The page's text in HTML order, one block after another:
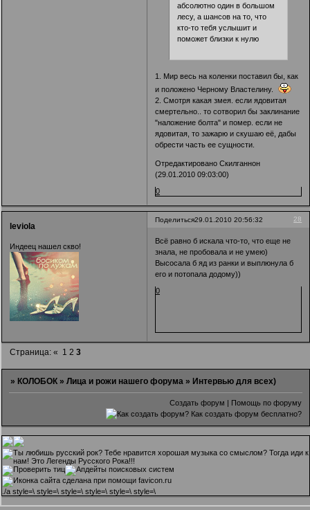
абсолютно один в большом
лесу, а шансов на то, что
кто-то тебя услышит и
поможет близки к нулю
1. Мир весь на коленки поставил бы, как
и положено Черному Властелину.
2. Смотря какая змея. если ядовитая
смертельно.. то сотворил бы заклинание
"наложение болта" и помер. если не
ядовитая, то зажарю и скушаю её, дабы
обрести часть ее сущности.
Отредактировано Скилганнон
(29.01.2010 09:03:00)
0
Поделиться 28
29.01.2010 20:56:32
leviola
Индеец нашел скво!
Всё равно б искала что-то, что еще не
знала, не пробовала и не умею)
Высосала б яд из ранки и выплюнула б
его и потопала додому))
0
Страница:« 1 2 3
» КОЛОБОК »Лица и рожи нашего форума » Интервью для всех)
Создать форум Помощь по форуму
/a style=\ style=\ style=\ style=\ style=\ style=\